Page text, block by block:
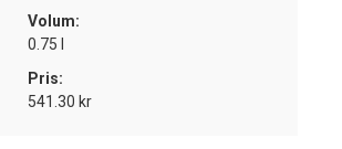
Volum:
0.75 l
Pris:
541.30 kr